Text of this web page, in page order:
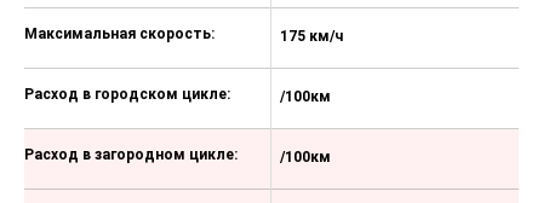
солнцезащитных козырьках
функцией автозатемнения
консоли
Максимальная скорость:
Расход в городском цикле:
Расход в загородном цикле:
175 км/ч
/100км
/100км